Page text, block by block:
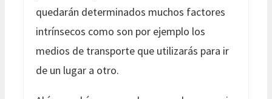
quedarán determinados muchos factores
intrínsecos como son por ejemplo los
medios de transporte que utilizarás para ir
de un lugar a otro.